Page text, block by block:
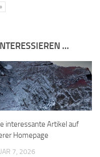
…
interessante Artikel auf
Homepage
7, 2026